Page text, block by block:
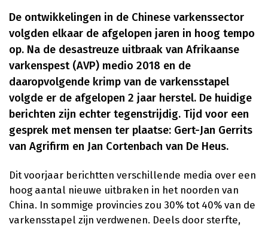
De ontwikkelingen in de Chinese varkenssector
volgden elkaar de afgelopen jaren in hoog tempo
op. Na de desastreuze uitbraak van Afrikaanse
varkenspest (AVP) medio 2018 en de
daaropvolgende krimp van de varkensstapel
volgde er de afgelopen 2 jaar herstel. De huidige
berichten zijn echter tegenstrijdig. Tijd voor een
gesprek met mensen ter plaatse: Gert-Jan Gerrits
van Agrifirm en Jan Cortenbach van De Heus.
Dit voorjaar berichtten verschillende media over een
hoog aantal nieuwe uitbraken in het noorden van
China. In sommige provincies zou 30% tot 40% van de
varkensstapel zijn verdwenen. Deels door sterfte,